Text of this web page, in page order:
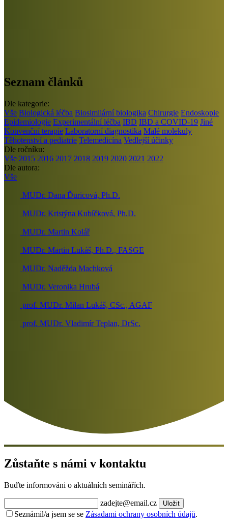
Seznam článků
Dle kategorie:
Vše Biologická léčba Biosimilární biologika Chirurgie Endoskopie
Epidemiologie Experimentální léčba IBD IBD a COVID-19 Jiné
Konvenční terapie Laboratorní diagnostika Malé molekuly
Těhotenství a pediatrie Telemedicína Vedlejší účinky
Dle ročníku:
Vše 2015 2016 2017 2018 2019 2020 2021 2022
Dle autora:
Vše
MUDr. Dana Ďuricová, Ph.D.
MUDr. Kristýna Kubíčková, Ph.D.
MUDr. Martin Kolář
MUDr. Martin Lukáš, Ph.D., FASGE
MUDr. Naděžda Machková
MUDr. Veronika Hrubá
prof. MUDr. Milan Lukáš, CSc., AGAF
prof. MUDr. Vladimír Teplan, DrSc.
Zůstaňte s námi v kontaktu
Buďte informováni o aktuálních seminářích.
zadejte@email.cz Uložit
Seznámil/a jsem se se Zásadami ochrany osobních údajů.